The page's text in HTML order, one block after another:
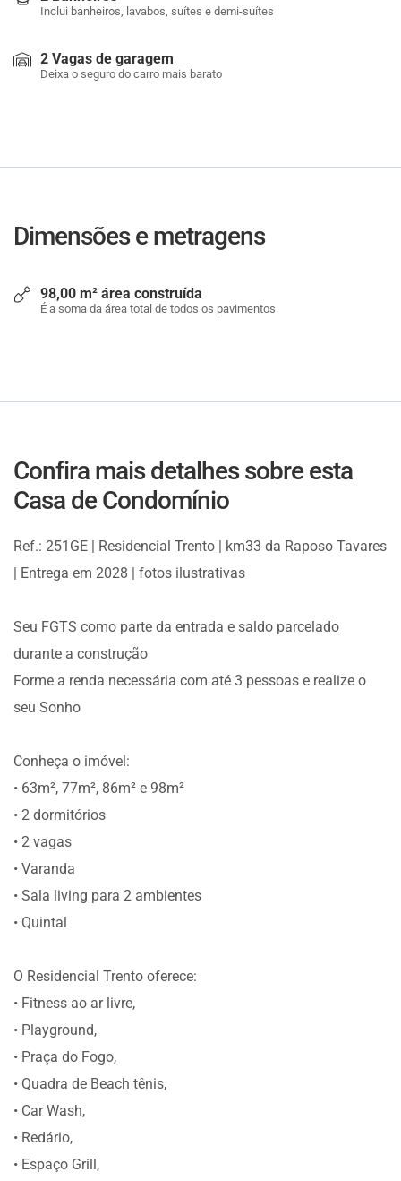
Inclui banheiros, lavabos, suítes e demi-suítes
2 Vagas de garagem
Deixa o seguro do carro mais barato
Dimensões e metragens
98,00 m² área construída
É a soma da área total de todos os pavimentos
Confira mais detalhes sobre esta
Casa de Condomínio
Ref.: 251GE | Residencial Trento | km33 da Raposo Tavares
| Entrega em 2028 | fotos ilustrativas
Seu FGTS como parte da entrada e saldo parcelado
durante a construção
Forme a renda necessária com até 3 pessoas e realize o
seu Sonho
Conheça o imóvel:
• 63m², 77m², 86m² e 98m²
• 2 dormitórios
• 2 vagas
• Varanda
• Sala living para 2 ambientes
• Quintal
O Residencial Trento oferece:
• Fitness ao ar livre,
• Playground,
• Praça do Fogo,
• Quadra de Beach tênis,
• Car Wash,
• Redário,
• Espaço Grill,